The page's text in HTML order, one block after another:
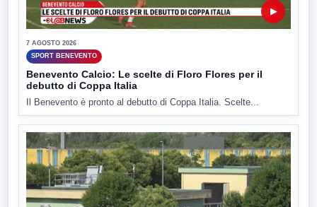
▶
7 AGOSTO 2026
SPORT BENEVENTO
Benevento Calcio: Le scelte di Floro Flores per il
debutto di Coppa Italia
Il Benevento è pronto al debutto di Coppa Italia. Scelte...